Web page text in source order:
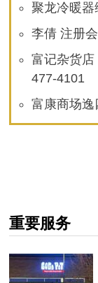
聚龙冷暖器
李倩 注册
富记杂货
477-4101
富康商场逸
重要服务